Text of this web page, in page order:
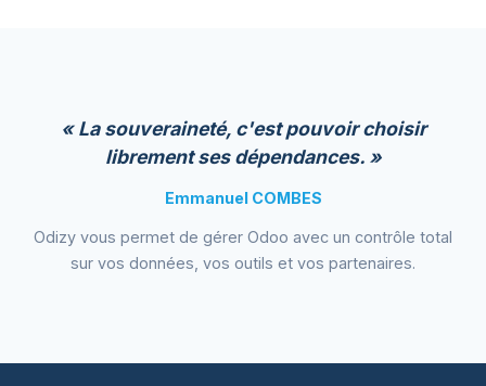
« La souveraineté, c'est pouvoir choisir
librement ses dépendances. »
Emmanuel COMBES
Odizy vous permet de gérer Odoo avec un contrôle total
sur vos données, vos outils et vos partenaires.